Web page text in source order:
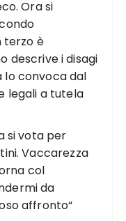
Ora si
terzo è
descrive i disagi
lo convoca dal
legali a tutela
si vota per
Vaccarezza
col
da
affronto“